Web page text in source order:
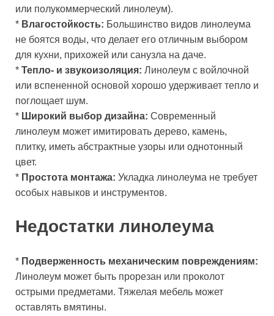
или полукоммерческий линолеум).
* Влагостойкость: Большинство видов линолеума
не боятся воды, что делает его отличным выбором
для кухни, прихожей или санузла на даче.
* Тепло- и звукоизоляция: Линолеум с войлочной
или вспененной основой хорошо удерживает тепло и
поглощает шум.
* Широкий выбор дизайна: Современный
линолеум может имитировать дерево, камень,
плитку, иметь абстрактные узоры или однотонный
цвет.
* Простота монтажа: Укладка линолеума не требует
особых навыков и инструментов.
Недостатки линолеума
* Подверженность механическим повреждениям:
Линолеум может быть прорезан или проколот
острыми предметами. Тяжелая мебель может
оставлять вмятины.